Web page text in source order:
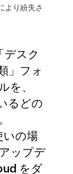
より紛失さ
デスク
」フォ
を、
るどの
の場
ップデ
をダ